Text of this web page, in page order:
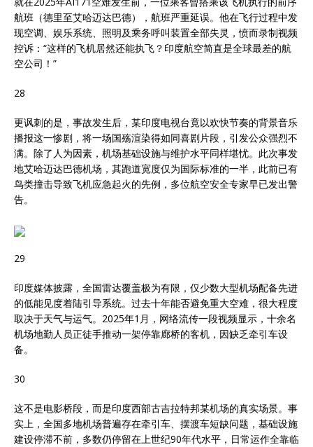
航班（德里至艾哈迈达巴德），航班严重延误。他在飞行过程中发
现空调、娱乐系统、照明及乘务呼叫装置全部失灵，愤而录制视频
控诉：“这样的飞机居然还能执飞？印度航空简直是全球最差的航
空公司！”
28
更讽刺的是，事故发生后，某印度电视台竟以欢快节奏的背景音乐
播报这一惨剧，将一场国殇渲染得如同喜剧片段，引发公众强烈不
满。除了人为因素，机场基础设施与维护水平同样堪忧。此次事发
地艾哈迈达巴德机场，其跑道宽度仅为国际标准的一半，此前已有
鸟类撞击导致飞机应急起火的先例，多位航空安全专家早已发出警
告。
29
印度媒体披露，全国雷达覆盖极为有限，仅少数大型机场配备先进
的低能见度着陆引导系统。过去十年能否避免重大空难，很大程度
取决于天气与运气。2025年1月，网络流传一段视频显示，十余名
机场地勤人员正徒手推动一架停靠廊桥的客机，因缺乏牵引车设
备。
30
这不是电影桥段，而是印度西部古吉拉特邦某机场的真实场景。事
实上，全国多地机场普遍存在牵引车、摆渡车短缺问题，基础设施
建设停滞不前，多数仍停留在上世纪90年代水平，日常运作全靠临